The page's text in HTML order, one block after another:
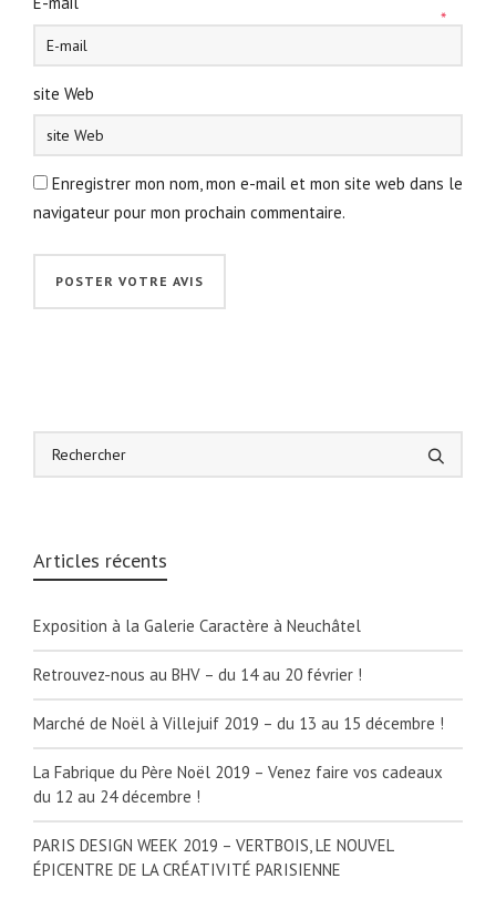
*
site Web
Enregistrer mon nom, mon e-mail et mon site web dans le
navigateur pour mon prochain commentaire.
Articles récents
Exposition à la Galerie Caractère à Neuchâtel
Retrouvez-nous au BHV – du 14 au 20 février !
Marché de Noël à Villejuif 2019 – du 13 au 15 décembre !
La Fabrique du Père Noël 2019 – Venez faire vos cadeaux
du 12 au 24 décembre !
PARIS DESIGN WEEK 2019 – VERTBOIS, LE NOUVEL
ÉPICENTRE DE LA CRÉATIVITÉ PARISIENNE